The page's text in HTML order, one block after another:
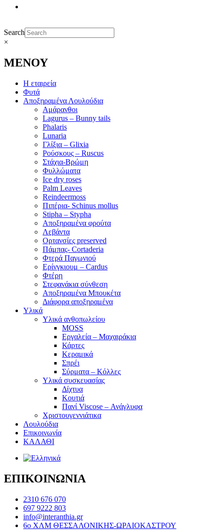
Search
×
ΜΕΝΟΥ
Η εταιρεία
Φυτά
Αποξηραμένα Λουλούδια
Αμάρανθοι
Lagurus – Bunny tails
Phalaris
Lunaria
Γλίξια – Glixia
Ρούσκους – Ruscus
Στάχια-Βρώμη
Φυλλώματα
Ice dry roses
Palm Leaves
Reindeermoss
Πιπέρια- Schinus mollus
Stipha – Stypha
Αποξηραμένα φρούτα
Λεβάντα
Ορτανσίες preserved
Πάμπας- Cortaderia
Φτερά Παγωνιού
Ερίνγκιουμ – Cardus
Φτέρη
Στεφανάκια σύνθεση
Αποξηραμένα Μπουκέτα
Διάφορα αποξηραμένα
Υλικά
Υλικά ανθοπωλείου
MOSS
Εργαλεία – Μαχαιράκια
Κάρτες
Κεραμικά
Σπρέι
Σύρματα – Κόλλες
Υλικά συσκευασίας
Δίχτυα
Κουτιά
Πανί Viscose – Ανάγλυφα
Χριστουγεννιάτικα
Λουλούδια
Επικοινωνία
ΚΑΛΑΘΙ
ΕΠΙΚΟΙΝΩΝΙΑ
2310 676 070
697 9222 803
info@interanthia.gr
6ο ΧΛΜ ΘΕΣΣΑΛΟΝΙΚΗΣ-ΩΡΑΙΟΚΑΣΤΡΟΥ